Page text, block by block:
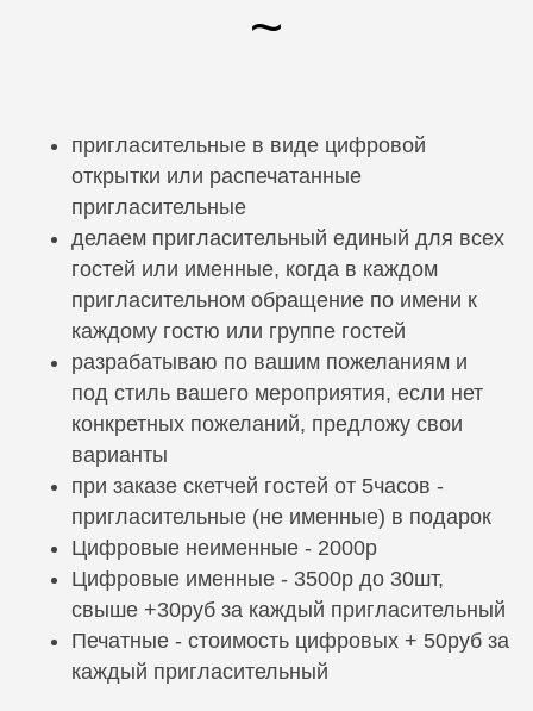
~
пригласительные в виде цифровой
открытки или распечатанные
пригласительные
делаем пригласительный единый для всех
гостей или именные, когда в каждом
пригласительном обращение по имени к
каждому гостю или группе гостей
разрабатываю по вашим пожеланиям и
под стиль вашего мероприятия, если нет
конкретных пожеланий, предложу свои
варианты
при заказе скетчей гостей от 5часов -
пригласительные (не именные) в подарок
Цифровые неименные - 2000р
Цифровые именные - 3500р до 30шт,
свыше +30руб за каждый пригласительный
Печатные - стоимость цифровых + 50руб за
каждый пригласительный